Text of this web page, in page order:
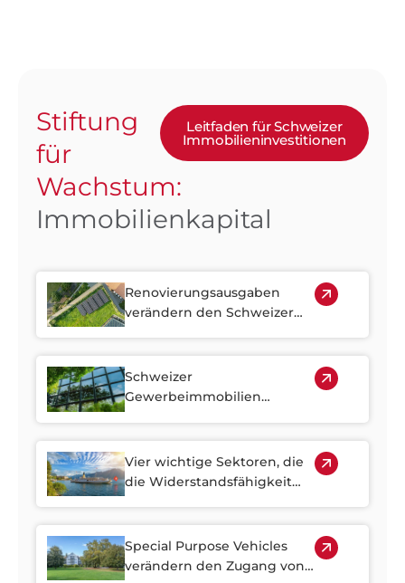
Stiftung
für
Wachstum:
Immobilienkapital
Leitfaden für Schweizer
Immobilieninvestitionen
Renovierungsausgaben
verändern den Schweizer
Schweizer
Gewerbeimmobilien
Vier wichtige Sektoren, die
die Widerstandsfähigkeit
Special Purpose Vehicles
verändern den Zugang von